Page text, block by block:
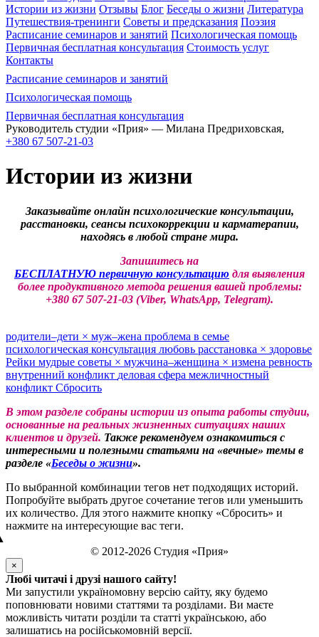
Истории из жизни Отзывы Блог Беседы о жизни Литература
Путешествия-тренинги Советы и предсказания Поэзия
Расписание семинаров и занятий Психологическая помощь
Первичная бесплатная консультация Стоимость услуг
Контакты
Расписание семинаров и занятий
Психологическая помощь
Первичная бесплатная консультация
Руководитель студии «Прия» — Милана Предриховская,
+380 67 507-21-03
Истории из жизни
Заказывайте онлайн психологические консультации,
расстановки, сеансы психокоррекции и карматерапии,
находясь в любой стране мира.
Запишитесь на
БЕСПЛАТНУЮ первичную консультацию для выявления
более продуктивного метода решения вашей проблемы:
+380 67 507-21-03 (Viber, WhatsApp, Telegram).
родители–дети × муж–жена проблема в семье
психологическая консультация любовь расстановка × здоровье
Рейки мудрые советы × мужчина–женщина × измена ревность
внутренний конфликт деловая сфера межличностный
конфликт Сбросить
В этом разделе собраны истории из опыта работы студии,
основанные на реальных жизненных ситуациях наших
клиентов и друзей. Также рекомендуем ознакомиться с
интересными и полезными статьями на «вечные» темы в
разделе «Беседы о жизни».
По выбранной комбинации тегов нет подходящих историй.
Попробуйте выбрать другое сочетание тегов или уменьшить
их количество. Для этого нажмите кнопку «Сбросить» и
нажмите на интересующие вас теги.
© 2012-2026 Студия «Прия»
×
Любі читачі і друзі нашого сайту!
Ми запустили україномовну версію сайту, яку будемо
поповнювати новими статтями та розділами. Ви маєте
можливість читати розділи та статті українською, або
залишатись на російськомовній версії.